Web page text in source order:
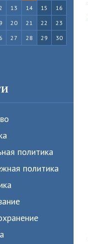
13 14 15
16
20 21 22
23
27 28 29
30
политика
политика